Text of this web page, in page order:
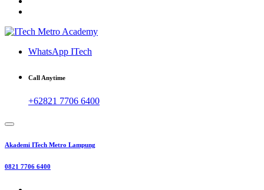
WhatsApp ITech
Call Anytime
+62821 7706 6400
Akademi ITech Metro Lampung
0821 7706 6400